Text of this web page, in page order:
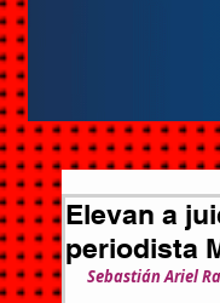
Elevan a
periodista
Sebastián Ariel